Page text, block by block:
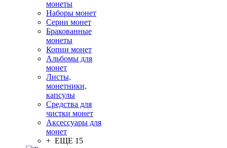
монеты
Наборы монет
Серии монет
Бракованные
монеты
Копии монет
Альбомы для
монет
Листы,
монетники,
капсулы
Средства для
чистки монет
Аксессуары для
монет
+ ЕЩЕ 15